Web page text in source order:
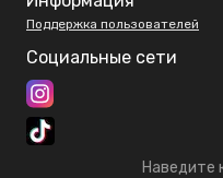
Поддержка пользователей
Социальные сети
Наведите